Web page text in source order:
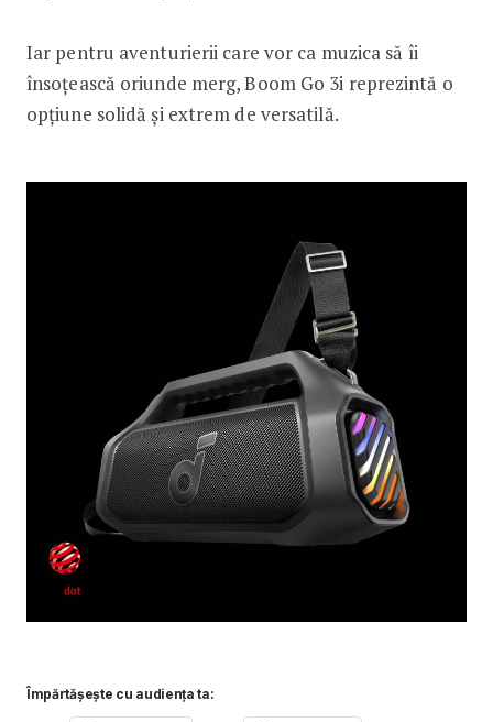
Iar pentru aventurierii care vor ca muzica să îi
însoțească oriunde merg, Boom Go 3i reprezintă o
opțiune solidă și extrem de versatilă.
Împărtășește cu audiența ta: